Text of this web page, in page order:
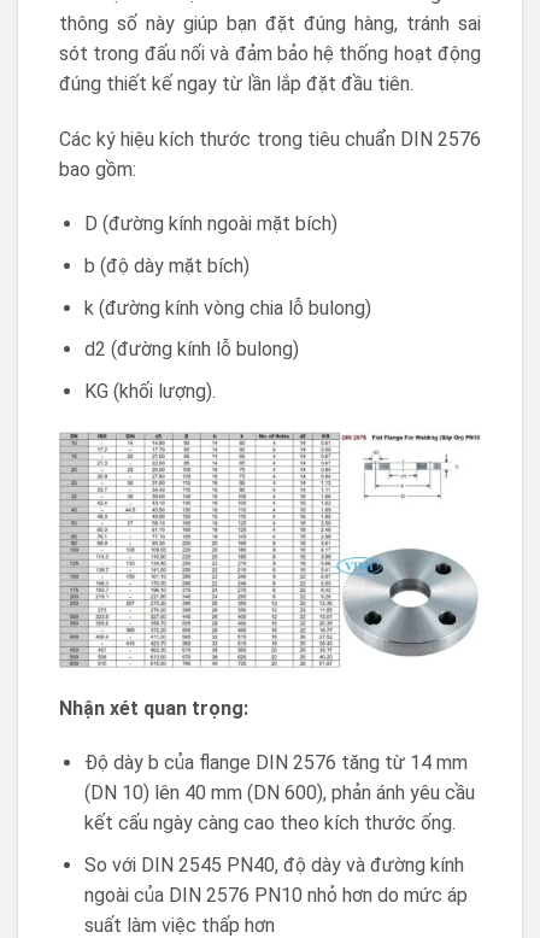
thông số này giúp bạn đặt đúng hàng, tránh sai
sót trong đấu nối và đảm bảo hệ thống hoạt động
đúng thiết kế ngay từ lần lắp đặt đầu tiên.
Các ký hiệu kích thước trong tiêu chuẩn DIN 2576
bao gồm:
D (đường kính ngoài mặt bích)
b (độ dày mặt bích)
k (đường kính vòng chia lỗ bulong)
d2 (đường kính lỗ bulong)
KG (khối lượng).
Nhận xét quan trọng:
Độ dày b của flange DIN 2576 tăng từ 14 mm
(DN 10) lên 40 mm (DN 600), phản ánh yêu cầu
kết cấu ngày càng cao theo kích thước ống.
So với DIN 2545 PN40, độ dày và đường kính
ngoài của DIN 2576 PN10 nhỏ hơn do mức áp
suất làm việc thấp hơn